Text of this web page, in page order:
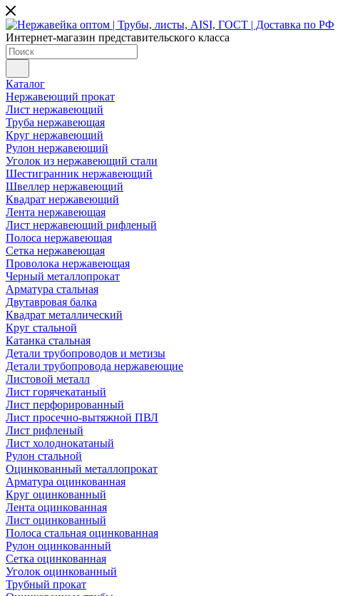
Интернет-магазин представительского класса
Каталог
Нержавеющий прокат
Лист нержавеющий
Труба нержавеющая
Круг нержавеющий
Рулон нержавеющий
Уголок из нержавеющий стали
Шестигранник нержавеющий
Швеллер нержавеющий
Квадрат нержавеющий
Лента нержавеющая
Лист нержавеющий рифленый
Полоса нержавеющая
Сетка нержавеющая
Проволока нержавеющая
Черный металлопрокат
Арматура стальная
Двутавровая балка
Квадрат металлический
Круг стальной
Катанка стальная
Детали трубопроводов и метизы
Детали трубопровода нержавеющие
Листовой металл
Лист горячекатаный
Лист перфорированный
Лист просечно-вытяжной ПВЛ
Лист рифленый
Лист холоднокатаный
Рулон стальной
Оцинкованный металлопрокат
Арматура оцинкованная
Круг оцинкованный
Лента оцинкованная
Лист оцинкованный
Полоса стальная оцинкованная
Рулон оцинкованный
Сетка оцинкованная
Уголок оцинкованный
Трубный прокат